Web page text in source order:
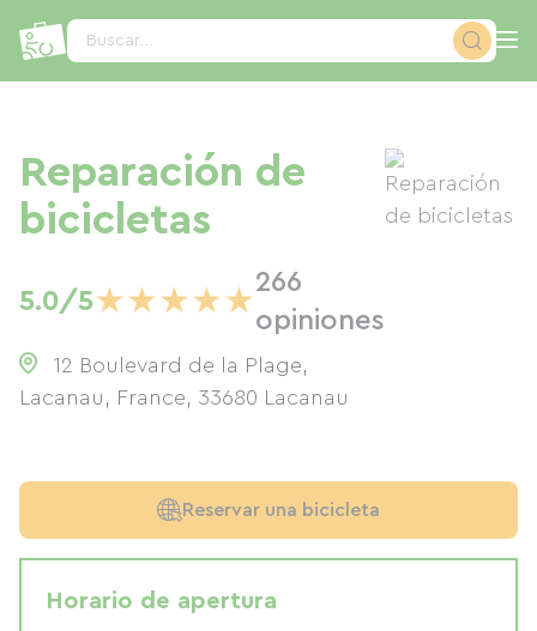
Buscar...
Reparación de
bicicletas
5.0/5★★★★★
266
opiniones
12 Boulevard de la Plage,
Lacanau, France, 33680 Lacanau
Reservar una bicicleta
Horario de apertura
Panel de gestión de cookies